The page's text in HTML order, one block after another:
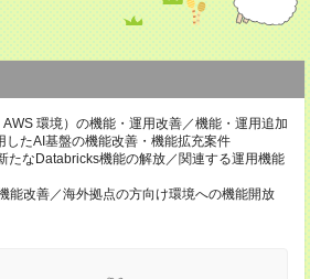
環境）の機能・運用改善／機能・運用追加
したAI基盤の機能改善・機能拡充案件
たなDatabricks機能の解放／関連する運用機能
能改善／海外拠点の方向け環境への機能開放